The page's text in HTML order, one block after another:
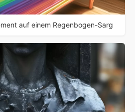
auf einem Regenbogen-Sarg